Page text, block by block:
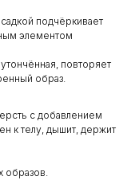
подчёркивает
элементом
повторяет
образ.
с добавлением
к телу, дышит, держит
образов.